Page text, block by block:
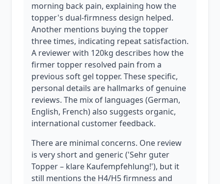
morning back pain, explaining how the
topper's dual-firmness design helped.
Another mentions buying the topper
three times, indicating repeat satisfaction.
A reviewer with 120kg describes how the
firmer topper resolved pain from a
previous soft gel topper. These specific,
personal details are hallmarks of genuine
reviews. The mix of languages (German,
English, French) also suggests organic,
international customer feedback.
There are minimal concerns. One review
is very short and generic ('Sehr guter
Topper – klare Kaufempfehlung!'), but it
still mentions the H4/H5 firmness and